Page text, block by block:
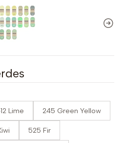
Lime 245 Green Yellow
525 Fir